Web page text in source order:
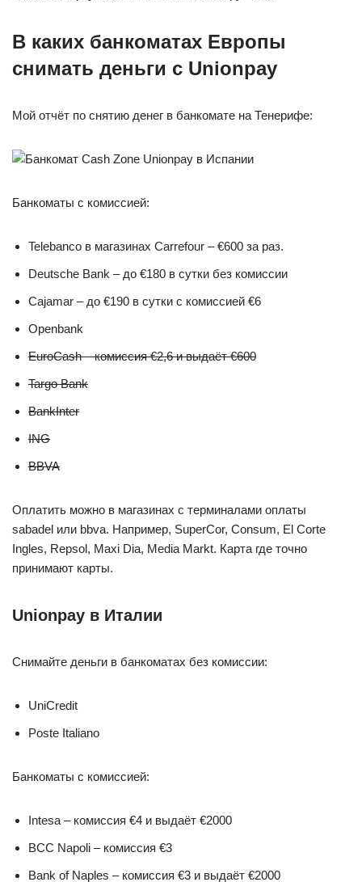
В каких банкоматах Европы
снимать деньги с Unionpay
Мой отчёт по снятию денег в банкомате на Тенерифе:
Банкоматы с комиссией:
Telebanco в магазинах Carrefour – €600 за раз.
Deutsche Bank – до €180 в сутки без комиссии
Cajamar – до €190 в сутки с комиссией €6
Openbank
EuroCash – комиссия €2,6 и выдаёт €600
Targo Bank
BankInter
ING
BBVA
Оплатить можно в магазинах с терминалами оплаты
sabadel или bbva. Например, SuperCor, Consum, El Corte
Ingles, Repsol, Maxi Dia, Media Markt. Карта где точно
принимают карты.
Unionpay в Италии
Снимайте деньги в банкоматах без комиссии:
UniCredit
Poste Italiano
Банкоматы с комиссией:
Intesa – комиссия €4 и выдаёт €2000
BCC Napoli – комиссия €3
Bank of Naples – комиссия €3 и выдаёт €2000